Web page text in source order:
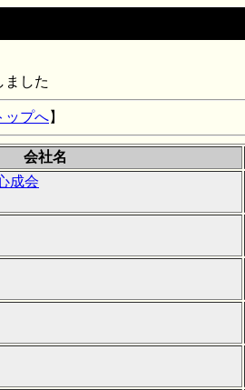
ました
ップへ】
会社名
成会